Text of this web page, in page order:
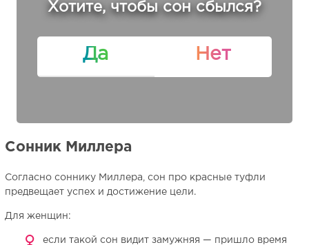
Хотите, чтобы сон сбылся?
Да Нет
Сонник Миллера
Согласно соннику Миллера, сон про красные туфли
предвещает успех и достижение цели.
Для женщин:
если такой сон видит замужняя — пришло время